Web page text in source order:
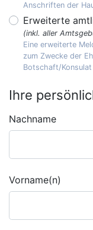
Anschriften der
Erweiterte
(inkl. aller
Eine erweiterte
zum Zwecke der
Botschaft/Konsulat
Ihre
Nachname
Vorname(n)